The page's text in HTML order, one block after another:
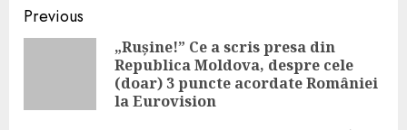
Continue
Reading
Previous
„Rușine!” Ce a scris presa din
Republica Moldova, despre cele
(doar) 3 puncte acordate României
la Eurovision